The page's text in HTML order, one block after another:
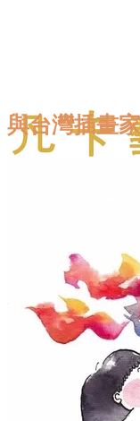
與台灣插畫